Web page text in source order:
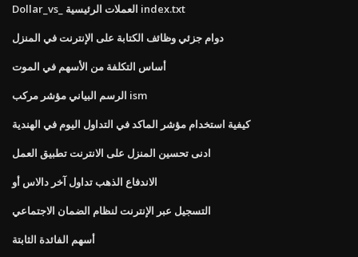
Dollar_vs_ العملات الرئيسية index.txt
دوام جزئي وظائف الكتابة على الإنترنت في المنزل
أساس التكلفة من الأسهم في الموت
الرسم البياني مؤشر مركب ism
كيفية استخدام مؤشر الماكد في التداول اليوم في الهندية
ادنى تحسين المنزل على الانترنت تطبيق العمل
الاندفاع الذهب تداول آخر دالاس أو
التسجيل عبر الإنترنت لنظام الضمان الاجتماعي
أسهم الفائدة الثابتة